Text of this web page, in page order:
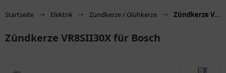
Startseite Elektrik Zündkerze / Glühkerze Zündkerze VR8SII30X für Bosch
Zündkerze VR8SII30X für Bosch